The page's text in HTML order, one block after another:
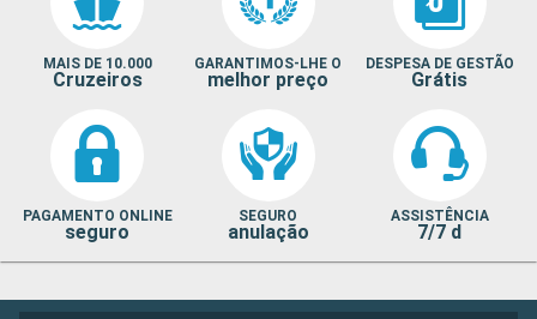
MAIS DE 10.000
Cruzeiros
GARANTIMOS-LHE O
melhor preço
DESPESA DE GESTÃO
Grátis
PAGAMENTO ONLINE
seguro
SEGURO
anulação
ASSISTÊNCIA
7/7 d